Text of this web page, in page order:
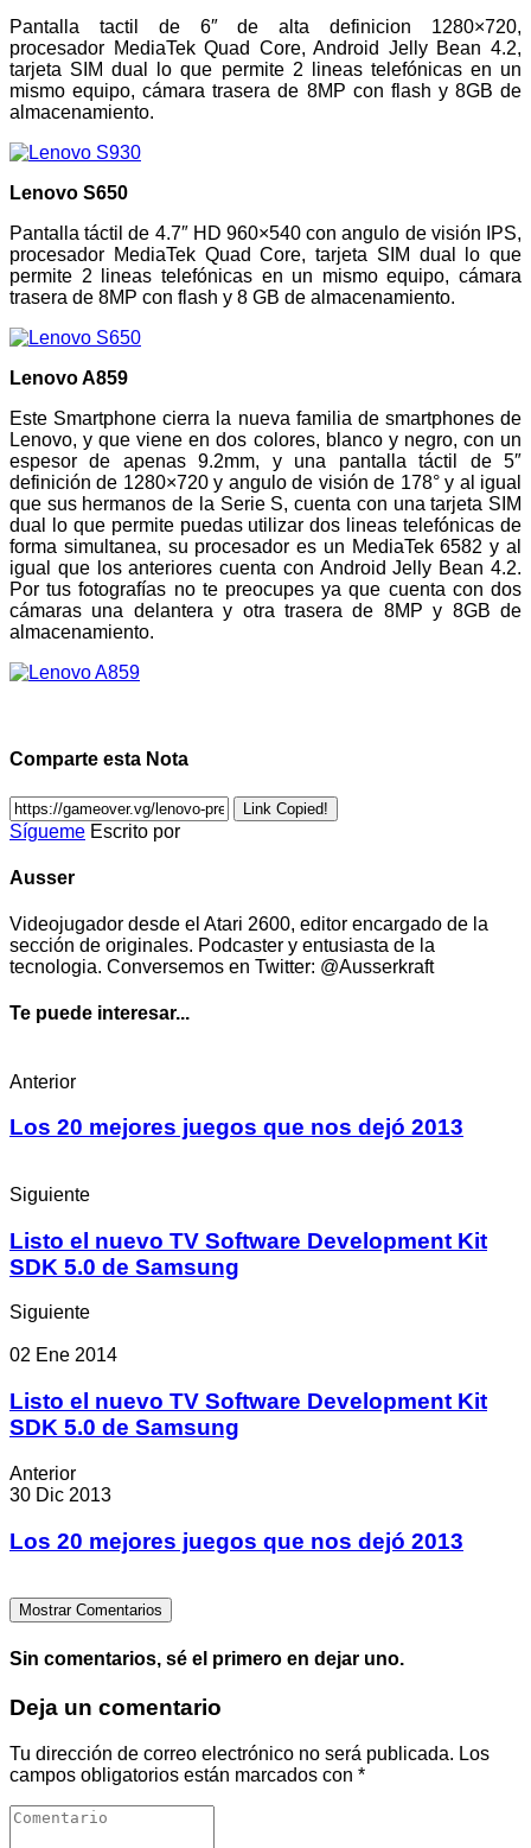
Pantalla tactil de 6″ de alta definicion 1280×720,
procesador MediaTek Quad Core, Android Jelly Bean 4.2,
tarjeta SIM dual lo que permite 2 lineas telefónicas en un
mismo equipo, cámara trasera de 8MP con flash y 8GB de
almacenamiento.
Lenovo S650
Pantalla táctil de 4.7″ HD 960×540 con angulo de visión IPS,
procesador MediaTek Quad Core, tarjeta SIM dual lo que
permite 2 lineas telefónicas en un mismo equipo, cámara
trasera de 8MP con flash y 8 GB de almacenamiento.
Lenovo A859
Este Smartphone cierra la nueva familia de smartphones de
Lenovo, y que viene en dos colores, blanco y negro, con un
espesor de apenas 9.2mm, y una pantalla táctil de 5″
definición de 1280×720 y angulo de visión de 178° y al igual
que sus hermanos de la Serie S, cuenta con una tarjeta SIM
dual lo que permite puedas utilizar dos lineas telefónicas de
forma simultanea, su procesador es un MediaTek 6582 y al
igual que los anteriores cuenta con Android Jelly Bean 4.2.
Por tus fotografías no te preocupes ya que cuenta con dos
cámaras una delantera y otra trasera de 8MP y 8GB de
almacenamiento.
Comparte esta Nota
Link Copied!
Sígueme Escrito por
Ausser
Videojugador desde el Atari 2600, editor encargado de la
sección de originales. Podcaster y entusiasta de la
tecnologia. Conversemos en Twitter: @Ausserkraft
Te puede interesar...
Anterior
Los 20 mejores juegos que nos dejó 2013
Siguiente
Listo el nuevo TV Software Development Kit
SDK 5.0 de Samsung
Siguiente
02 Ene 2014
Listo el nuevo TV Software Development Kit
SDK 5.0 de Samsung
Anterior
30 Dic 2013
Los 20 mejores juegos que nos dejó 2013
Mostrar Comentarios
Sin comentarios, sé el primero en dejar uno.
Deja un comentario
Tu dirección de correo electrónico no será publicada. Los
campos obligatorios están marcados con *